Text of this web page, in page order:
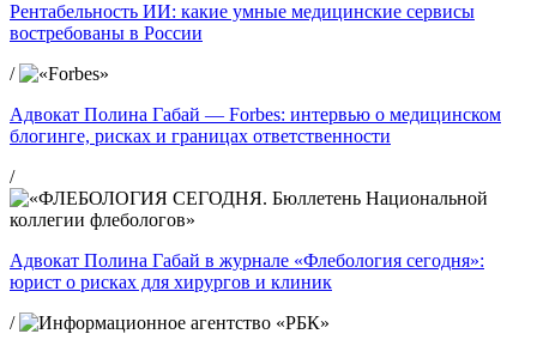
Рентабельность ИИ: какие умные медицинские сервисы
востребованы в России
/
Адвокат Полина Габай — Forbes: интервью о медицинском
блогинге, рисках и границах ответственности
/
Адвокат Полина Габай в журнале «Флебология сегодня»:
юрист о рисках для хирургов и клиник
/